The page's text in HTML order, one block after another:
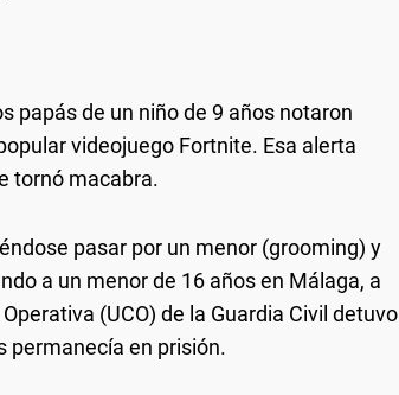
papás de un niño de 9 años notaron
videojuego Fortnite. Esa alerta
tornó macabra.
pasar por un menor (grooming) y
a un menor de 16 años en Málaga, a
(UCO) de la Guardia Civil detuvo
permanecía en prisión.